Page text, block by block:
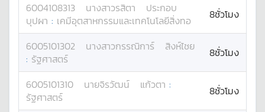
6004108313 นางสาวรสิตา
ประกอบ
บุปผา : เคมีอุตสาหกรรมและเทคโนโลยีสิ่งทอ 8ชั่วโมง
6005101302 นางสาวกรรณิการ์
สิงห์ไชย
: รัฐศาสตร์ 8ชั่วโมง
6005101310 นายจิรวัฒน์ แก้วตา :
รัฐศาสตร์
8ชั่วโมง